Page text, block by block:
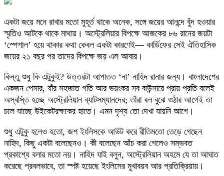
একটা জয়ে মনে রাখার মতো মুহূর্ত থাকে অনেক, সঙ্গে জয়ের আনন্দে বুঁদ হওয়ার
স্মৃতিও আটকে থাকে মাথায়। অস্ট্রেলিয়ার বিপক্ষে আজকের ৮৬ রানের জয়টা
‘স্পেশাল’ হয়ে থাকার কথা কেবল একটা কারণেই— কার্ডিফের সেই ঐতিহাসিক
জয়ের ২১ বছর পর তাদের বিপক্ষে জয় এল আবার।
কিন্তু শুধু কি এটুকুই? উত্তরটা আপাতত ‘না’ নাহিদ রানার জন্য। বাংলাদেশের
একজন পেসার, যাঁর সহজাত গতি আর ভয়ংকর সব বাউন্সারে প্রায় প্রতি বলেই
অস্বস্তি হচ্ছে অস্ট্রেলিয়ান ব্যাটসম্যানদের; তাঁরা বল বুঝে ওঠার আগেই তা
চলে যাচ্ছে উইকেটরক্ষকের হাতে। এমন দৃশ্য তো দেখা যায়নি আগে।
শুধু এটুকু হলেও হতো, জশ ইংলিসকে আউট করে রীতিমতো তেড়ে গেছেন
নাহিদ, কিছু একটা বলেছেনও। কী বলেছেন আঁচ করা গেলেও সম্ভবত
প্রকাশ্যে বলার মতো নয়। নাহিদ যাই বলুন, অস্ট্রেলিয়ান অহমে যে তা আঘাত
করেছে প্রবলভাবে, তা স্পষ্ট হয়েছে ইংলিসের মুখাবয়ব আর প্রতিক্রিয়ায়।